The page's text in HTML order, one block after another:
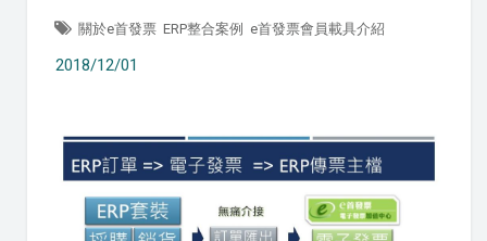
關於e首發票 ERP整合案例 e首發票會員載具介紹
2018/12/01